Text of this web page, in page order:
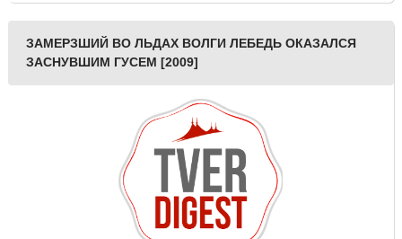
ЗАМЕРЗШИЙ ВО ЛЬДАХ ВОЛГИ ЛЕБЕДЬ ОКАЗАЛСЯ
ЗАСНУВШИМ ГУСЕМ [2009]